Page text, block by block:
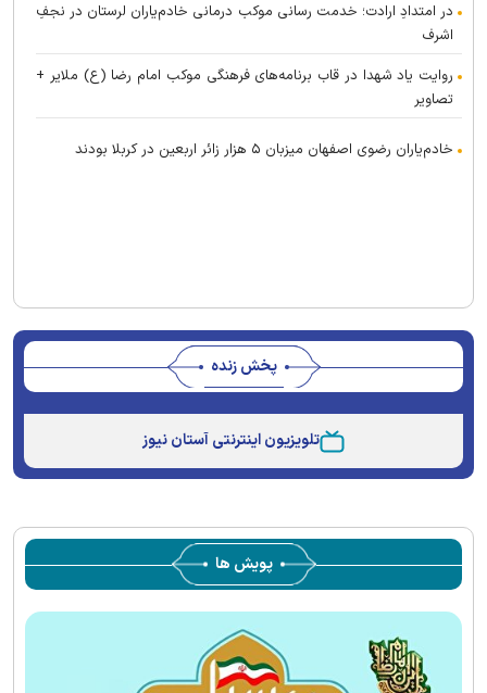
در امتدادِ ارادت؛ خدمت رسانی موکب درمانی خادم‌یاران لرستان در نجفِ
اشرف
روایت یاد شهدا در قاب برنامه‌های فرهنگی موکب امام رضا (ع) ملایر +
تصاویر
خادم‌یاران رضوی اصفهان میزبان ۵ هزار زائر اربعین در کربلا بودند
پخش زنده
تلویزیون اینترنتی آستان نیوز
پویش ها